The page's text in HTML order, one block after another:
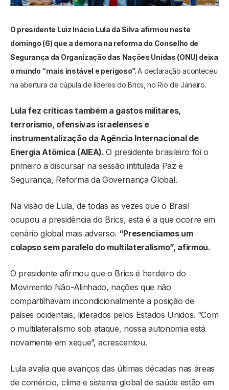
O presidente Luiz Inácio Lula da Silva afirmou neste
domingo (6) que a demora na reforma do Conselho de
Segurança da Organização das Nações Unidas (ONU) deixa
o mundo “mais instável e perigoso”.A declaração aconteceu
na abertura da cúpula de líderes do Brics, no Rio de Janeiro.
Lula fez críticas também a gastos militares,
terrorismo, ofensivas israelenses e
instrumentalização da Agência Internacional de
Energia Atômica (AIEA).O presidente brasileiro foi o
primeiro a discursar na sessão intitulada Paz e
Segurança, Reforma da Governança Global.
Na visão de Lula, de todas as vezes que o Brasil
ocupou a presidência do Brics, esta é a que ocorre em
cenário global mais adverso. “Presenciamos um
colapso sem paralelo do multilateralismo”, afirmou.
O presidente afirmou que o Brics é herdeiro do
Movimento Não-Alinhado, nações que não
compartilhavam incondicionalmente a posição de
países ocidentais, liderados pelos Estados Unidos. “Com
o multilateralismo sob ataque, nossa autonomia está
novamente em xeque”, acrescentou.
Lula avalia que avanços das últimas décadas nas áreas
de comércio, clima e sistema global de saúde estão em